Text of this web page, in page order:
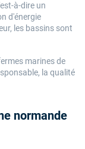
à-dire un
d'énergie
les bassins sont
marines de
la qualité
normande